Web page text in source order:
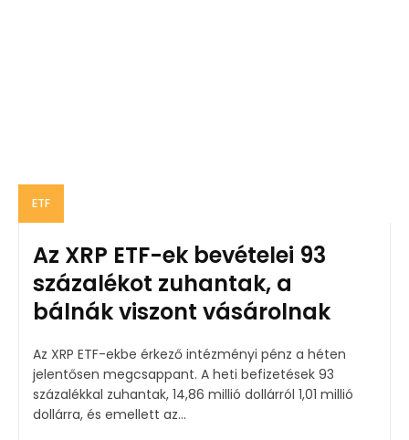
ETF
Az XRP ETF-ek bevételei 93
százalékot zuhantak, a
bálnák viszont vásárolnak
Az XRP ETF-ekbe érkező intézményi pénz a héten
jelentősen megcsappant. A heti befizetések 93
százalékkal zuhantak, 14,86 millió dollárról 1,01 millió
dollárra, és emellett az...